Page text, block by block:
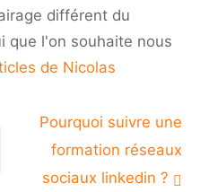
différent du
que l'on souhaite nous
de Nicolas
Pourquoi suivre une
formation réseaux
sociaux linkedin ?